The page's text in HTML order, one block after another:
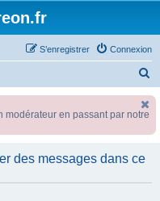
Connexion
S’enregistrer
h
en passant par notre
des messages dans ce